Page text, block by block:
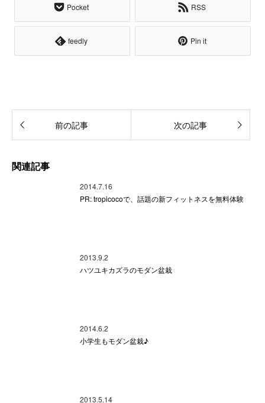
Pocket RSS
feedly Pin it
前の記事 次の記事
関連記事
2014.7.16
PR: tropicocoで、話題の新フィットネスを無料体験
2013.9.2
ハツユキカズラのモダン盆栽
2014.6.2
小学生もモダン盆栽♪
2013.5.14